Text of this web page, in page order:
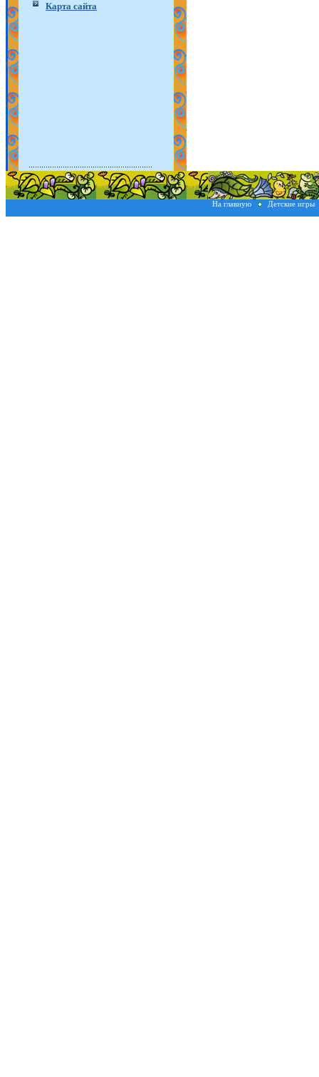
Карта сайта
На главную Детские игры